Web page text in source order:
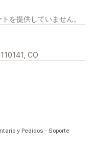
を提供していません。
CO
y Pedidos - Soporte